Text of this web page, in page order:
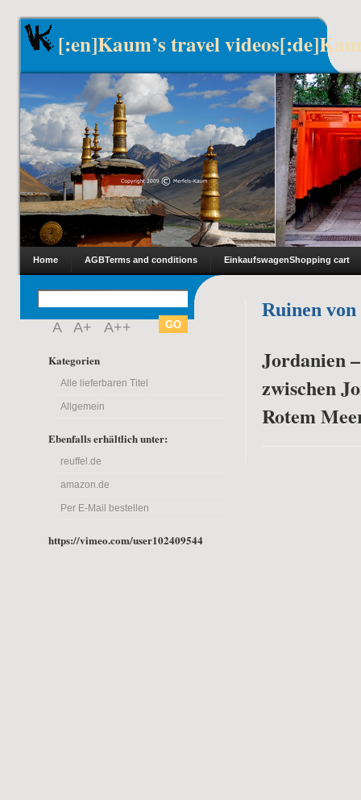
[:en]Kaum’s travel
Home AGBTerms and conditions EinkaufswagenShopping cart
A A+ A++
Kategorien
Alle lieferbaren Titel
Allgemein
Ebenfalls erhältlich unter:
reuffel.de
amazon.de
Per E-Mail bestellen
https://vimeo.com/user102409544
Ruinen von
Jordanien
zwischen
Rotem